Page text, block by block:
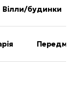
Вілли/будинки